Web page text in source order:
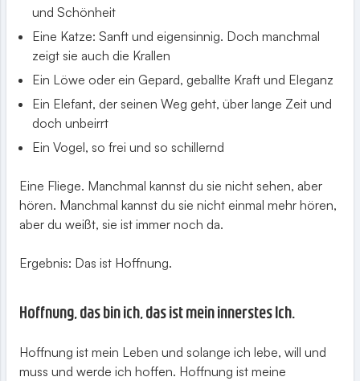
und Schönheit
Eine Katze: Sanft und eigensinnig. Doch manchmal
zeigt sie auch die Krallen
Ein Löwe oder ein Gepard, geballte Kraft und Eleganz
Ein Elefant, der seinen Weg geht, über lange Zeit und
doch unbeirrt
Ein Vogel, so frei und so schillernd
Eine Fliege. Manchmal kannst du sie nicht sehen, aber
hören. Manchmal kannst du sie nicht einmal mehr hören,
aber du weißt, sie ist immer noch da.
Ergebnis: Das ist Hoffnung.
Hoffnung, das bin ich, das ist mein innerstes Ich.
Hoffnung ist mein Leben und solange ich lebe, will und
muss und werde ich hoffen. Hoffnung ist meine